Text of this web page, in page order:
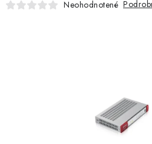
Neohodnotené